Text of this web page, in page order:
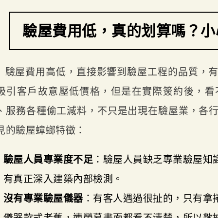
驗屋費用低，真的划算嗎？
驗屋費用高低，直接影響到驗屋工程的品質，
引客戶故意壓低價格，但是在實際簽約後，
服務各種偷工減料，不只是出現在驗屋業，各
的驗屋蟑螂特徵：
驗屋人員專業度不足 ：驗屋人員缺乏專業驗屋
有真正深入建築內部檢測。
沒有專業驗屋儀器 ：有客人遇過很扯的，只有